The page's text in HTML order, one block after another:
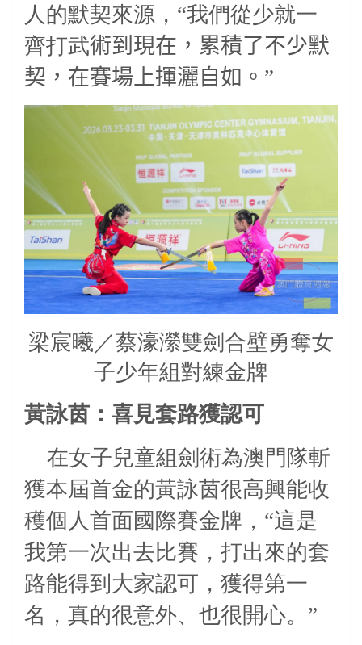
人的默契來源，“我們從少就一
齊打武術到現在，累積了不少默
契，在賽場上揮灑自如。 ”
梁宸曦／蔡濠瀠雙劍合壁勇奪女
子少年組對練金牌
黃詠茵：喜見套路獲認可
在女子兒童組劍術為澳門隊斬
獲本屆首金的黃詠茵很高興能收
穫個人首面國際賽金牌，“這是
我第一次出去比賽，打出來的套
路能得到大家認可，獲得第一
名，真的很意外、也很開心。”